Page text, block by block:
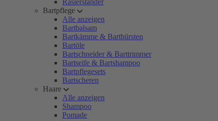
Rasierständer
Bartpflege
Alle anzeigen
Bartbalsam
Bartkämme & Bartbürsten
Bartöle
Bartschneider & Barttrimmer
Bartseife & Bartshampoo
Bartpflegesets
Bartscheren
Haare
Alle anzeigen
Shampoo
Pomade